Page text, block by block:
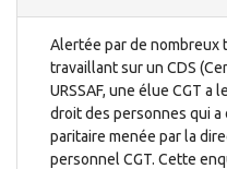
Alertée par de nombreux
travaillant sur un CDS
URSSAF, une élue CGT
droit des personnes qui
paritaire menée par la
personnel CGT. Cette